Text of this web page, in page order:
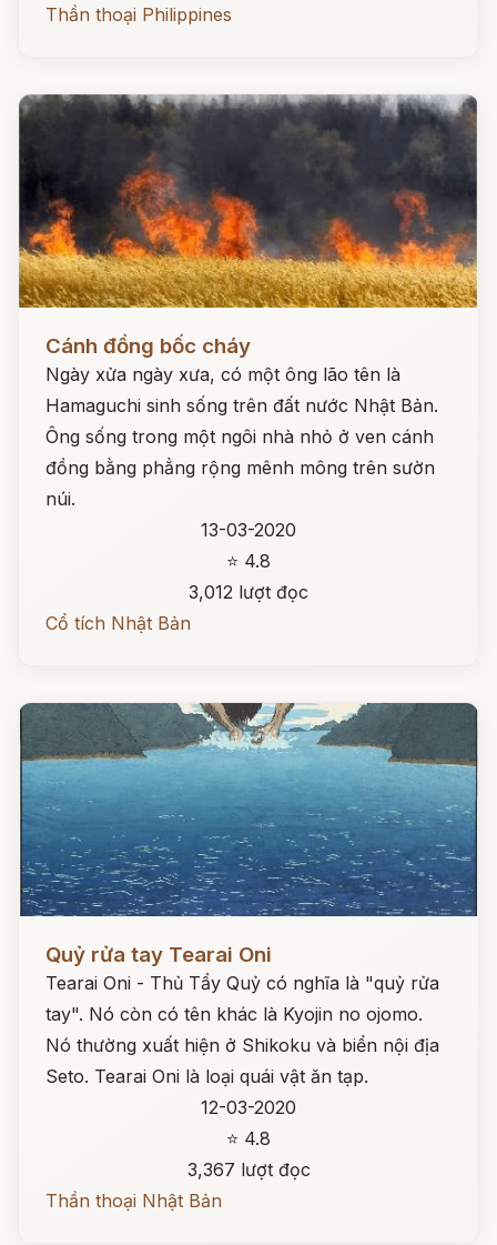
Thần thoại Philippines
Cánh đồng bốc cháy
Ngày xửa ngày xưa, có một ông lão tên là
Hamaguchi sinh sống trên đất nước Nhật Bản.
Ông sống trong một ngôi nhà nhỏ ở ven cánh
đồng bằng phẳng rộng mênh mông trên sườn
núi.
13-03-2020
⭐ 4.8
3,012 lượt đọc
Cổ tích Nhật Bản
Quỷ rửa tay Tearai Oni
Tearai Oni - Thủ Tẩy Quỷ có nghĩa là "quỷ rửa
tay". Nó còn có tên khác là Kyojin no ojomo.
Nó thường xuất hiện ở Shikoku và biển nội địa
Seto. Tearai Oni là loại quái vật ăn tạp.
12-03-2020
⭐ 4.8
3,367 lượt đọc
Thần thoại Nhật Bản